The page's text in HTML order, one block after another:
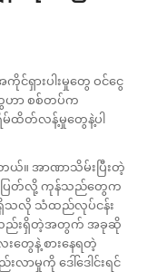
ရှားပါးမှုတွေ ဝင်ငွေ
ဟာ စစ်တပ်က
မ်ထိတ်လန့်မှုတွေနဲ့ပါ
။ အာဏာသိမ်းပြီးတဲ့
ပြတ်လို့ ကုန်သည်တွေက
သလို သံထည်လုပ်ငန်း
ေလည်းရှိတဲ့အတွက် အခုဆို
ေနဲ့ စားနေရတဲ့
လာမှုကို ဒေါ်ဒေါင်းရင်